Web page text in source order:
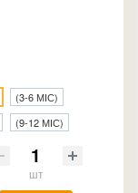
(3-6 МІС)
(9-12 МІС)
шт